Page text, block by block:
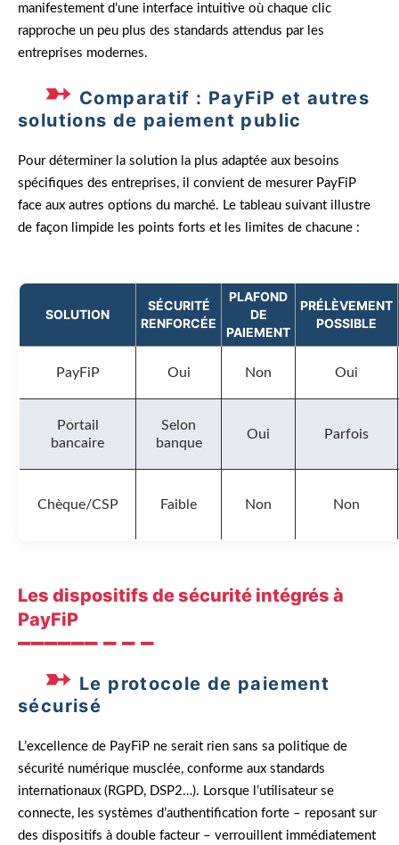
manifestement d’une interface intuitive où chaque clic
rapproche un peu plus des standards attendus par les
entreprises modernes.
Comparatif : PayFiP et autres
solutions de paiement public
Pour déterminer la solution la plus adaptée aux besoins
spécifiques des entreprises, il convient de mesurer PayFiP
face aux autres options du marché. Le tableau suivant illustre
de façon limpide les points forts et les limites de chacune :
SOLUTION
SÉCURITÉ
RENFORCÉE
PLAFOND
DE
PAIEMENT
PRÉLÈVEMENT
POSSIBLE
PayFiP Oui Non Oui
Portail
bancaire
Selon
banque
Oui Parfois
Chèque/CSP Faible Non Non
Les dispositifs de sécurité intégrés à
PayFiP
Le protocole de paiement
sécurisé
L’excellence de PayFiP ne serait rien sans sa politique de
sécurité numérique musclée, conforme aux standards
internationaux (RGPD, DSP2…). Lorsque l’utilisateur se
connecte, les systèmes d’authentification forte – reposant sur
des dispositifs à double facteur – verrouillent immédiatement